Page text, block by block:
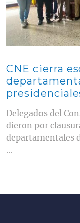
CNE cierra
Delegados del
dieron por
departamentales
...